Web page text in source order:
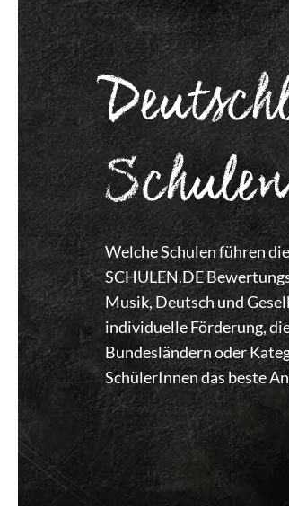
Schulen
Welche Schulen führen
SCHULEN.DE
Musik, Deutsch und
individuelle Förderung,
Bundesländern oder
SchülerInnen das beste